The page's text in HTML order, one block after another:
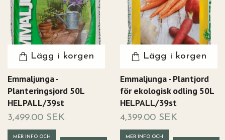
Lägg i korgen
Emmaljunga -
Planteringsjord 50L
HELPALL/39st
3,499.00 SEK
MER INFO OCH
Lägg i korgen
Emmaljunga - Plantjord
för ekologisk odling 50L
HELPALL/39st
4,399.00 SEK
MER INFO OCH